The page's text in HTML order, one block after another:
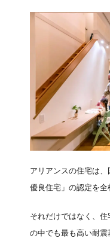
アリアンスの住宅は
優良住宅」の認定を全
それだけではなく、
の中でも最も高い耐